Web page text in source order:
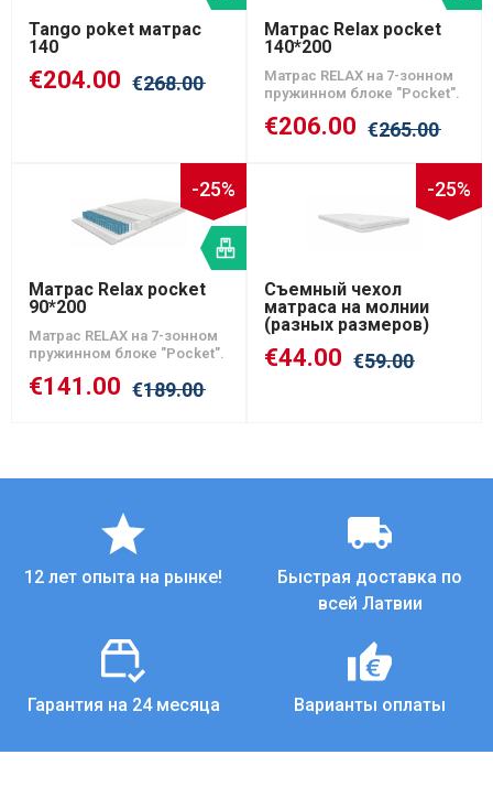
наличии
Tango poket матрас
140
€204.00 €268.00
Матрас Relax pocket
140*200
Матрас RELAX на 7-зонном
пружинном блоке "Pocket".
€206.00 €265.00
-25%
В
наличии
Матрас Relax pocket
90*200
Матрас RELAX на 7-зонном
пружинном блоке "Pocket".
€141.00 €189.00
-25%
Съемный чехол
матраса на молнии
(разных размеров)
€44.00 €59.00
12 лет опыта на рынке!
Быстрая доставка по
всей Латвии
Гарантия на 24 месяца Варианты оплаты